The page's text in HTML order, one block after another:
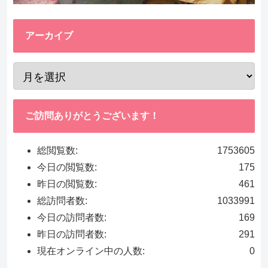
アーカイブ
ご訪問ありがとうございます！
1753605
総閲覧数:
175
今日の閲覧数:
461
昨日の閲覧数:
1033991
総訪問者数:
169
今日の訪問者数:
291
昨日の訪問者数:
0
現在オンライン中の人数: